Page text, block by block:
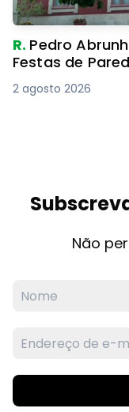
R. Pedro
Festas de
2 agosto 2026
Não